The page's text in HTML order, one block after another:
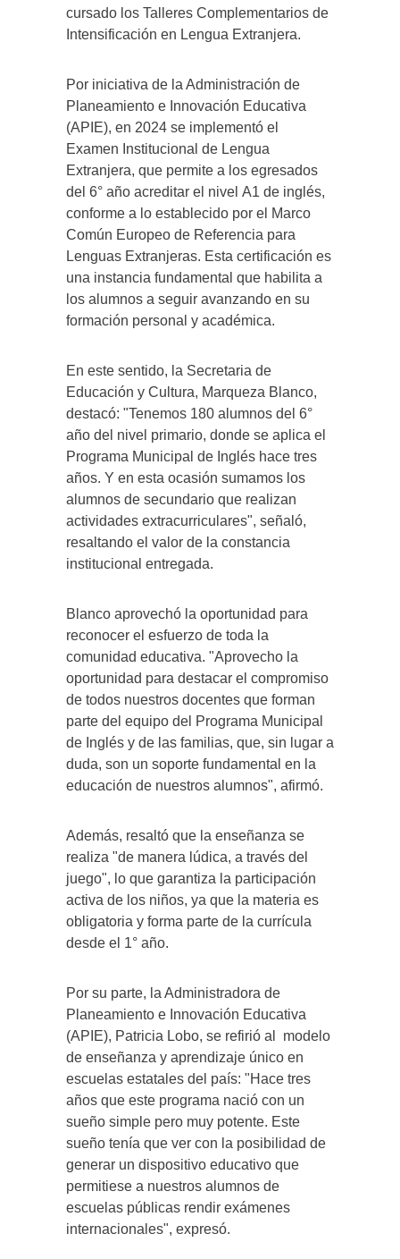
cursado los Talleres Complementarios de
Intensificación en Lengua Extranjera.
Por iniciativa de la Administración de
Planeamiento e Innovación Educativa
(APIE), en 2024 se implementó el
Examen Institucional de Lengua
Extranjera, que permite a los egresados
del 6° año acreditar el nivel A1 de inglés,
conforme a lo establecido por el Marco
Común Europeo de Referencia para
Lenguas Extranjeras. Esta certificación es
una instancia fundamental que habilita a
los alumnos a seguir avanzando en su
formación personal y académica.
En este sentido, la Secretaria de
Educación y Cultura, Marqueza Blanco,
destacó: "Tenemos 180 alumnos del 6°
año del nivel primario, donde se aplica el
Programa Municipal de Inglés hace tres
años. Y en esta ocasión sumamos los
alumnos de secundario que realizan
actividades extracurriculares", señaló,
resaltando el valor de la constancia
institucional entregada.
Blanco aprovechó la oportunidad para
reconocer el esfuerzo de toda la
comunidad educativa. "Aprovecho la
oportunidad para destacar el compromiso
de todos nuestros docentes que forman
parte del equipo del Programa Municipal
de Inglés y de las familias, que, sin lugar a
duda, son un soporte fundamental en la
educación de nuestros alumnos", afirmó.
Además, resaltó que la enseñanza se
realiza "de manera lúdica, a través del
juego", lo que garantiza la participación
activa de los niños, ya que la materia es
obligatoria y forma parte de la currícula
desde el 1° año.
Por su parte, la Administradora de
Planeamiento e Innovación Educativa
(APIE), Patricia Lobo, se refirió al modelo
de enseñanza y aprendizaje único en
escuelas estatales del país: "Hace tres
años que este programa nació con un
sueño simple pero muy potente. Este
sueño tenía que ver con la posibilidad de
generar un dispositivo educativo que
permitiese a nuestros alumnos de
escuelas públicas rendir exámenes
internacionales", expresó.